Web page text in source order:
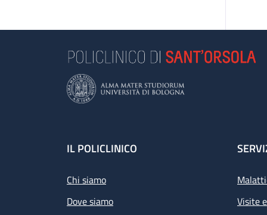
Footer
IL POLICLINICO
Chi siamo
Dove siamo
Visite